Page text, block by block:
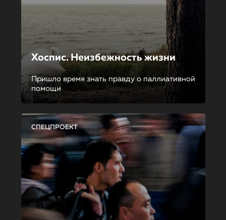
Хоспис. Неизбежность жизни
Пришло время знать правду о паллиативной
помощи
СПЕЦПРОЕКТ